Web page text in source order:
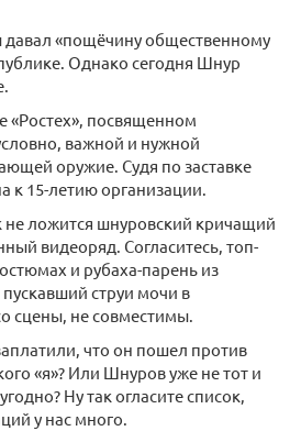
давал «пощёчину общественному
Однако сегодня Шнур
«Ростех», посвященном
важной и нужной
оружие. Судя по заставке
к 15-летию организации.
не ложится шнуровский кричащий
видеоряд. Согласитесь, топ-
и рубаха-парень из
струи мочи в
сцены, не совместимы.
что он пошел против
«я»? Или Шнуров уже не тот и
Ну так огласите список,
у нас много.